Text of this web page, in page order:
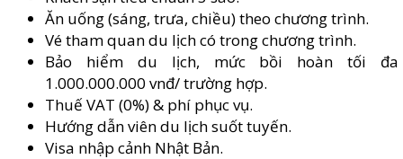
Ăn uống (sáng, trưa, chiều) theo chương trình.
Vé tham quan du lịch có trong chương trình.
Bảo hiểm du lịch, mức bồi hoàn tối đa
1.000.000.000 vnđ/ trường hợp.
Thuế VAT (0%) & phí phục vụ.
Hướng dẫn viên du lịch suốt tuyến.
Visa nhập cảnh Nhật Bản.